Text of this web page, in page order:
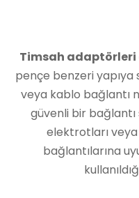
Timsah adaptörleri
pençe benzeri
veya kablo bağlantı
güvenli bir
elektrotları
bağlantılarına